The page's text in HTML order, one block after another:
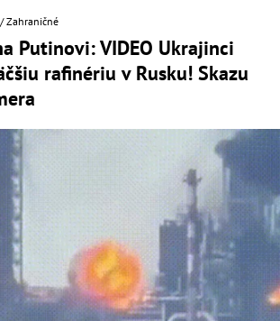
Zahraničné
Putinovi: VIDEO Ukrajinci
rafinériu v Rusku! Skazu